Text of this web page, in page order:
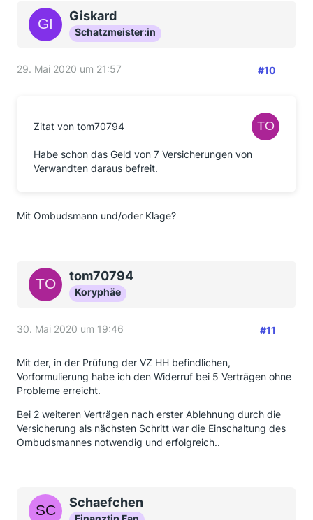
Giskard
Schatzmeister:in
29. Mai 2020 um 21:57 #10
Zitat von tom70794
Habe schon das Geld von 7 Versicherungen von
Verwandten daraus befreit.
Mit Ombudsmann und/oder Klage?
tom70794
Koryphäe
30. Mai 2020 um 19:46 #11
Mit der, in der Prüfung der VZ HH befindlichen,
Vorformulierung habe ich den Widerruf bei 5 Verträgen ohne
Probleme erreicht.
Bei 2 weiteren Verträgen nach erster Ablehnung durch die
Versicherung als nächsten Schritt war die Einschaltung des
Ombudsmannes notwendig und erfolgreich..
Schaefchen